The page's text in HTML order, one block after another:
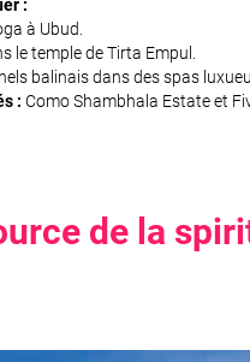
:
à Ubud.
le temple de Tirta Empul.
balinais dans des spas
: Como Shambhala Estate et
de la